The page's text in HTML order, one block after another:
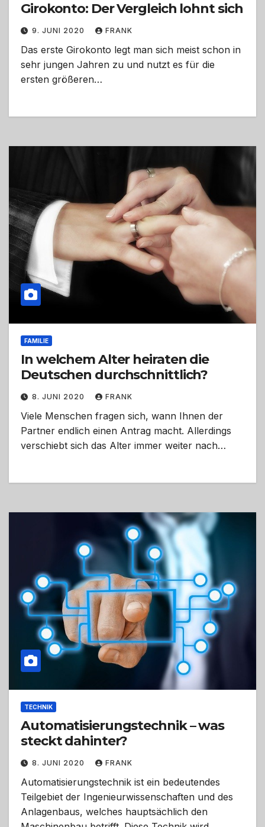
Girokonto: Der Vergleich lohnt sich
9. JUNI 2020 FRANK
Das erste Girokonto legt man sich meist schon in
sehr jungen Jahren zu und nutzt es für die
ersten größeren…
FAMILIE
In welchem Alter heiraten die
Deutschen durchschnittlich?
8. JUNI 2020 FRANK
Viele Menschen fragen sich, wann Ihnen der
Partner endlich einen Antrag macht. Allerdings
verschiebt sich das Alter immer weiter nach…
TECHNIK
Automatisierungstechnik – was
steckt dahinter?
8. JUNI 2020 FRANK
Automatisierungstechnik ist ein bedeutendes
Teilgebiet der Ingenieurwissenschaften und des
Anlagenbaus, welches hauptsächlich den